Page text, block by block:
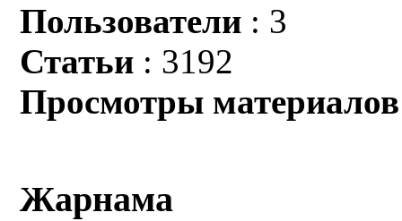
Пользователи : 3
Статьи : 3192
Просмотры материалов
Жарнама